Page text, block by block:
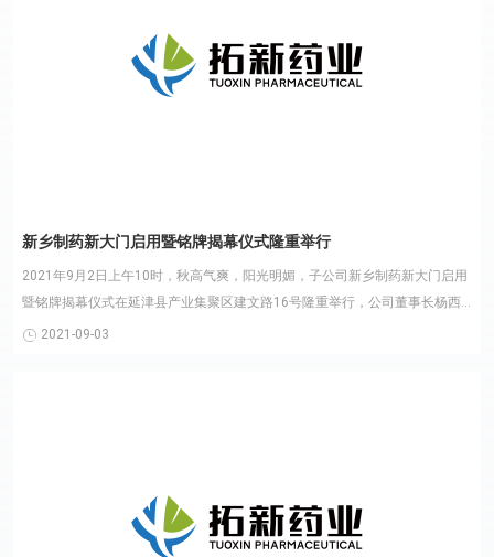
新乡制药新大门启用暨铭牌揭幕仪式隆重举行
2021年9月2日上午10时，秋高气爽，阳光明媚，子公司新乡制药新大门启用
暨铭牌揭幕仪式在延津县产业集聚区建文路16号隆重举行，公司董事长杨西
宁、总经理蔡玉瑛出......
2021-09-03